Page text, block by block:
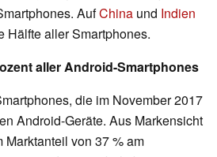
AufChina und Indien
Hälfte aller Smartphones.
aller Android-Smartphones
die im November 2017
Android-Geräte. Aus Markensicht
Marktanteil von 37 % am